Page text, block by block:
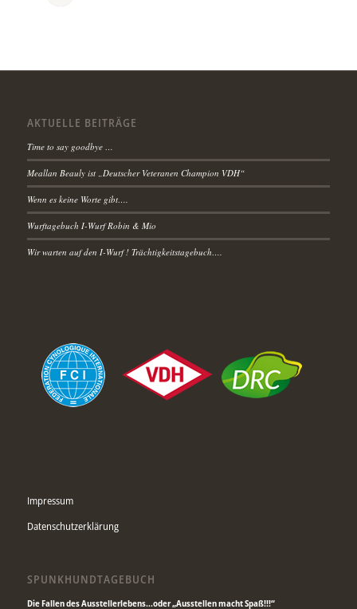
AKTUELLE BEITRÄGE
Time to say goodbye …
Meallan Beauly ist „Deutscher Veteranen Champion VDH“
Wenn es keine Worte gibt….
Wurftagebuch I-Wurf Robin & Mio
Wir warten auf den I-Wurf ! Trächtigkeitstagebuch….
Impressum
Datenschutzerklärung
SPUNKHUNDTAGEBUCH
Die Fallen des Ausstellerlebens…oder „Ausstellen macht Spaß!!!“